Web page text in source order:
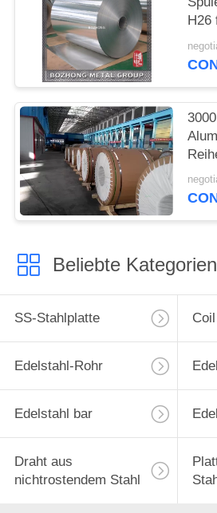
H26
Beliebte Kategorien
SS-Stahlplatte
Edelstahl-Rohr
Edelstahl bar
Draht aus
nichtrostendem Stahl